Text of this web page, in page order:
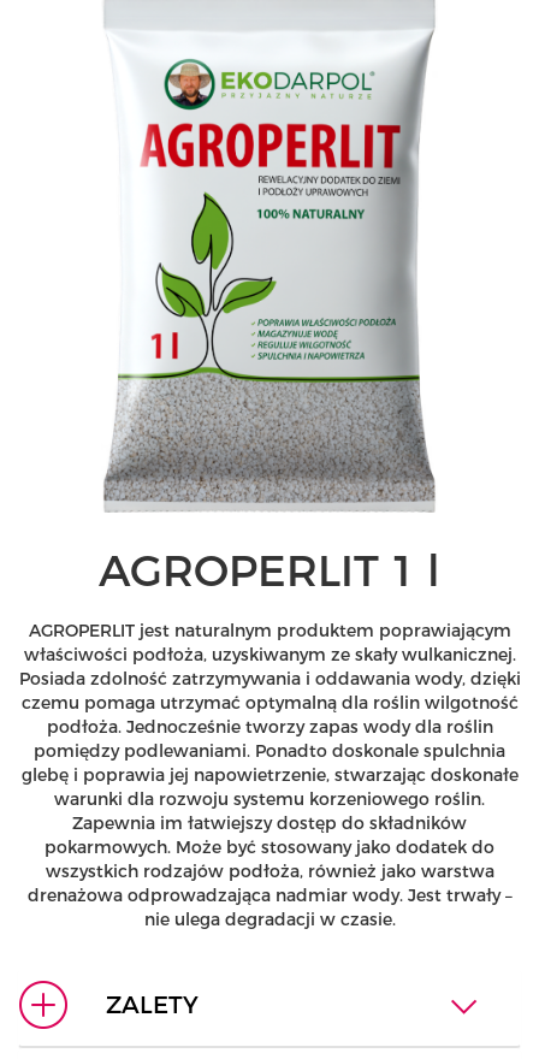
AGROPERLIT 1 l
AGROPERLIT jest naturalnym produktem poprawiającym
właściwości podłoża, uzyskiwanym ze skały wulkanicznej.
Posiada zdolność zatrzymywania i oddawania wody, dzięki
czemu pomaga utrzymać optymalną dla roślin wilgotność
podłoża. Jednocześnie tworzy zapas wody dla roślin
pomiędzy podlewaniami. Ponadto doskonale spulchnia
glebę i poprawia jej napowietrzenie, stwarzając doskonałe
warunki dla rozwoju systemu korzeniowego roślin.
Zapewnia im łatwiejszy dostęp do składników
pokarmowych. Może być stosowany jako dodatek do
wszystkich rodzajów podłoża, również jako warstwa
drenażowa odprowadzająca nadmiar wody. Jest trwały –
nie ulega degradacji w czasie.
ZALETY